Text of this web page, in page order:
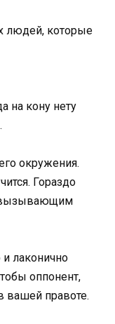
людей, которые
на кону нету
окружения.
Гораздо
вызывающим
и лаконично
оппонент,
вашей правоте.